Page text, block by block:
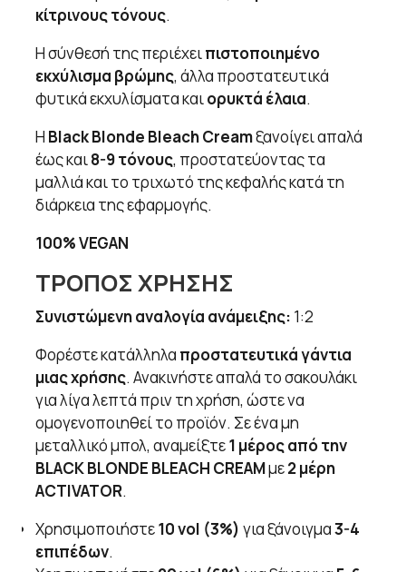
κίτρινους τόνους.
Η σύνθεσή της περιέχειπιστοποιημένο
εκχύλισμα βρώμης, άλλα προστατευτικά
φυτικά εκχυλίσματα καιορυκτά έλαια.
Η Black Blonde Bleach Creamξανοίγει απαλά
έως και8-9 τόνους, προστατεύοντας τα
μαλλιά και το τριχωτό της κεφαλής κατά τη
διάρκεια της εφαρμογής.
100% VEGAN
ΤΡΟΠΟΣ ΧΡΗΣΗΣ
Συνιστώμενη αναλογία ανάμειξης: 1:2
Φορέστε κατάλληλα προστατευτικά γάντια
μιας χρήσης. Ανακινήστε απαλά το σακουλάκι
για λίγα λεπτά πριν τη χρήση, ώστε να
ομογενοποιηθεί το προϊόν. Σε ένα μη
μεταλλικό μπολ, αναμείξτε1 μέρος από την
BLACK BLONDE BLEACH CREAMμε2 μέρη
ACTIVATOR.
Χρησιμοποιήστε10 vol (3%) για ξάνοιγμα3-4
επιπέδων.